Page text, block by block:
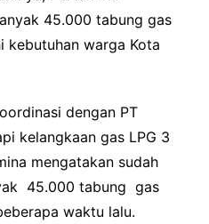
45.000 tabung gas
kebutuhan warga Kota
dengan PT
kelangkaan gas LPG 3
mengatakan sudah
45.000 tabung gas
waktu lalu.